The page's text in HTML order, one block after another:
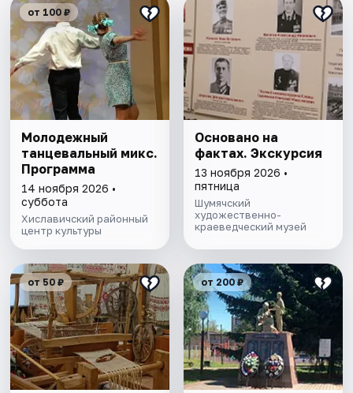
от 100 ₽
Молодежный
танцевальный микс.
Программа
14 ноября 2026 •
суббота
Хиславичский районный
центр культуры
Основано на
фактах. Экскурсия
13 ноября 2026 •
пятница
Шумячский
художественно-
краеведческий музей
от 50 ₽ от 200 ₽